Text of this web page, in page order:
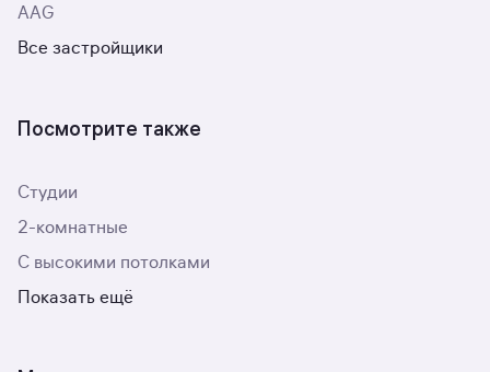
AAG
Все застройщики
Посмотрите также
Студии
2-комнатные
С высокими потолками
Показать ещё